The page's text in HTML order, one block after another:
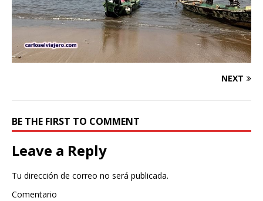
NEXT
BE THE FIRST TO COMMENT
Leave a Reply
Tu dirección de correo no será publicada.
Comentario